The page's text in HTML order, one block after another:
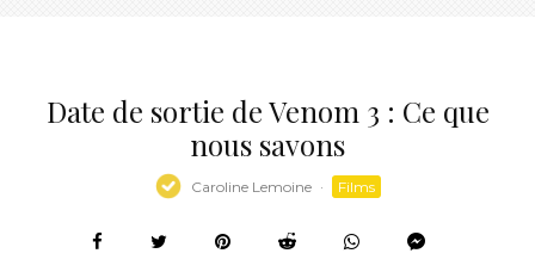
Date de sortie de Venom 3 : Ce que
nous savons
Caroline Lemoine · Films